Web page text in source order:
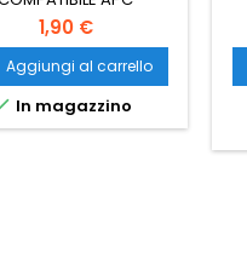
1,90 €
Aggiungi al carrello
In magazzino